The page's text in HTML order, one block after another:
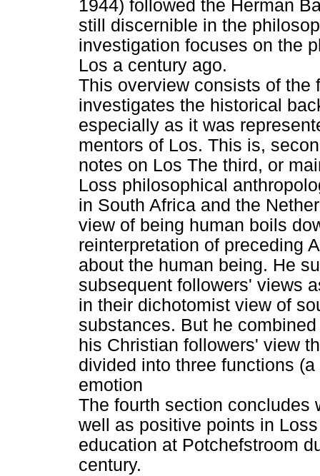
1944) followed the Herman
still discernible in the
investigation focuses on the
Los a century ago.
This overview consists of the
investigates the historical
especially as it was
mentors of Los. This is,
notes on Los The third, or
Loss philosophical
in South Africa and the
view of being human boils
reinterpretation of preceding
about the human being. He
subsequent followers' views
in their dichotomist view of
substances. But he
his Christian followers' view
divided into three functions
emotion
The fourth section concludes
well as positive points in
education at Potchefstroom
century.